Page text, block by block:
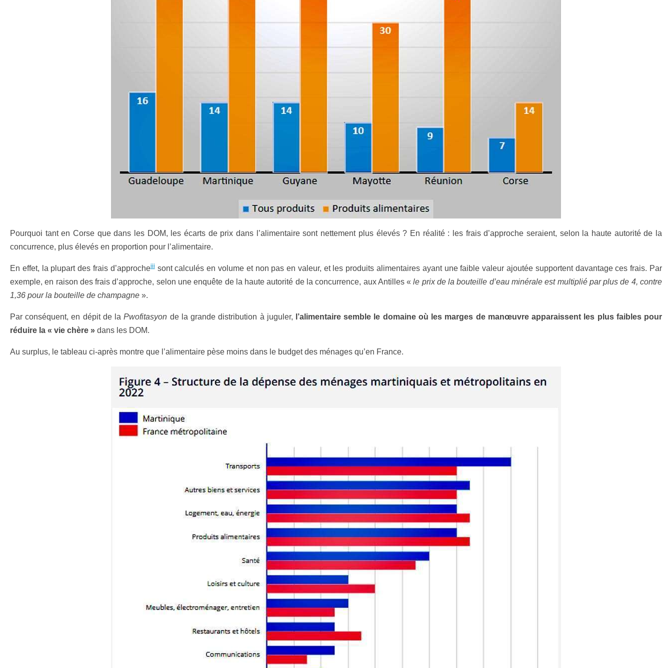
Pourquoi tant en Corse que dans les DOM, les écarts de prix dans l’alimentaire sont nettement plus élevés ? En réalité : les frais d’approche seraient, selon la haute autorité de la
concurrence, plus élevés en proportion pour l’alimentaire.
En effet, la plupart des frais d’approcheiiisont calculés en volume et non pas en valeur, et les produits alimentaires ayant une faible valeur ajoutée supportent davantage ces frais. Par
exemple, en raison des frais d’approche, selon une enquête de la haute autorité de la concurrence, aux Antilles «le prix de la bouteille d’eau minérale est multiplié par plus de 4, contre
1,36 pour la bouteille de champagne ».
Par conséquent, en dépit de laPwofitasyon de la grande distribution à juguler,
l’alimentaire semble le domaine où les marges de manœuvre apparaissent les plus faibles pour
réduire la « vie chère » dans les DOM.
Au surplus, le tableau ci-après montre que l’alimentaire pèse moins dans le budget des ménages qu’en France.